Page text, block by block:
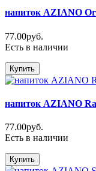
напиток AZIANO
77.00руб.
Есть в наличии
Купить
напиток AZIANO
77.00руб.
Есть в наличии
Купить